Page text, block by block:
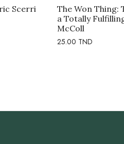
Scerri
The Won Thing:
a Totally
McColl
25.00 TND